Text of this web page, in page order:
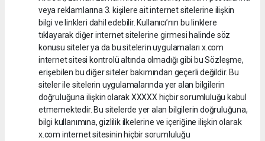
veya reklamlarına 3. kişilere ait internet sitelerine ilişkin
bilgi ve linkleri dahil edebilir. Kullanıcı’nın bu linklere
tıklayarak diğer internet sitelerine girmesi halinde söz
konusu siteler ya da bu sitelerin uygulamaları x.com
internet sitesi kontrolü altında olmadığı gibi bu Sözleşme,
erişebilen bu diğer siteler bakımından geçerli değildir. Bu
siteler ile sitelerin uygulamalarında yer alan bilgilerin
doğruluğuna ilişkin olarak XXXXX hiçbir sorumluluğu kabul
etmemektedir. Bu sitelerde yer alan bilgilerin doğruluğuna,
bilgi kullanımına, gizlilik ilkelerine ve içeriğine ilişkin olarak
x.com internet sitesinin hiçbir sorumluluğu